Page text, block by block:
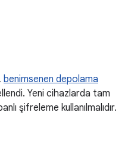
benimsenen depolama
Yeni cihazlarda tam
şifreleme kullanılmalıdır.